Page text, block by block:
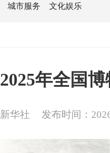
城市服务 文化娱乐
2025年全国
新华社 发布时间：